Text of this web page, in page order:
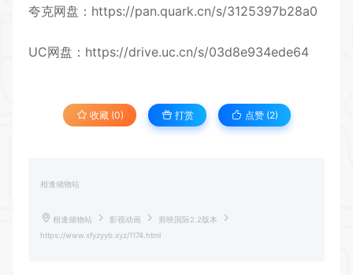
夸克网盘： https://pan.quark.cn/s/3125397b28a0
UC网盘： https://drive.uc.cn/s/03d8e934ede64
收藏 (0) 打赏 点赞 (2)
相逢储物站
相逢储物站 影视动画
剪映国际2.2版本
https://www.xfyzyyb.xyz/1174.html